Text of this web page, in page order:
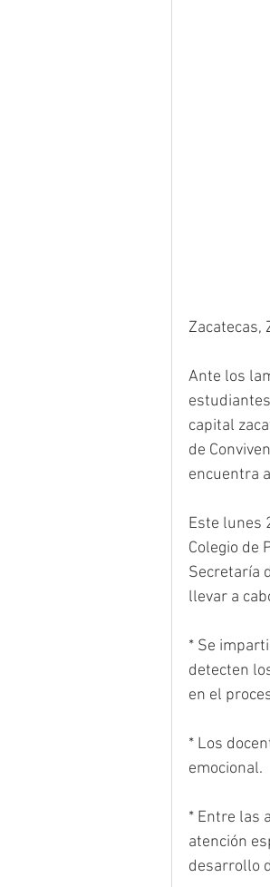
Zacatecas,
Ante los
capital
de
encuentra
Este lunes
Colegio de
Secretaría
llevar a
* Se
detecten
en el
* Los
emocional.
* Entre las
atención
desarrollo